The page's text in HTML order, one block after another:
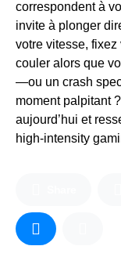
correspondent à
invite à plonger
votre vitesse, fixez
couler alors que
—ou un crash
moment palpitant
aujourd’hui et
high‑intensity